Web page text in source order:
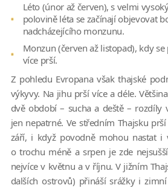
Léto (únor až červen), s velmi
polovině léta se začínají objevovat
nadcházejícího monzunu.
Monzun (červen až listopad), kdy
více prší.
Z pohledu Evropana však thajské
výkyvy. Na jihu prší více a déle.
dvě období – sucha a deště – rozdíly
jen nepatrné. Ve středním Thajsku
září, i když povodně mohou nastat i
o trochu méně a srpen je zde
nejvíce v květnu a v říjnu. V jižním
dalších ostrovů) přináší srážky i